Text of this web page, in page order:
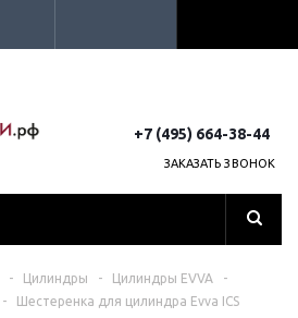
+7 (495) 664-38-44
ЗАКАЗАТЬ ЗВОНОК
- Цилиндры - Цилиндры EVVA
-
- Шестеренка для цилиндра Evva ICS